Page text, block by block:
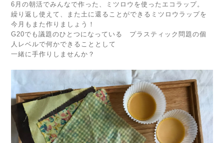
6月の朝活でみんなで作った、ミツロウを使ったエコラップ。
繰り返し使えて、また土に還ることができるミツロウラップを
今月もまた作りましょう！
G20でも議題のひとつになっている プラスティック問題の個
人レベルで何かできることとして
一緒に手作りしませんか？